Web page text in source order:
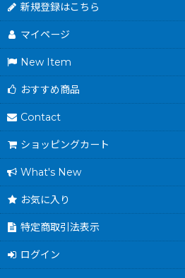
新規登録はこちら
マイページ
New Item
おすすめ商品
Contact
ショッピングカート
What's New
お気に入り
特定商取引法表示
ログイン